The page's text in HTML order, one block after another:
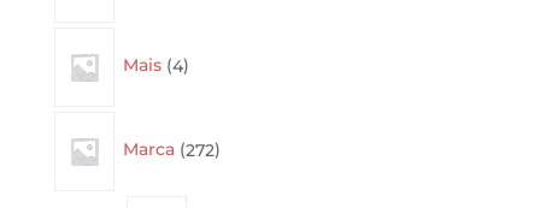
Mais 4products
Marca 272products